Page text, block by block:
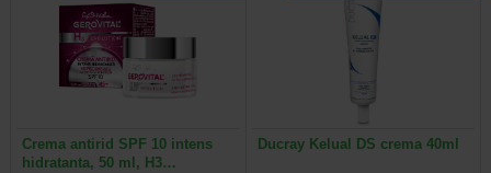
Crema antirid SPF 10 intens
hidratanta, 50 ml, H3…
Ducray Kelual DS crema 40ml